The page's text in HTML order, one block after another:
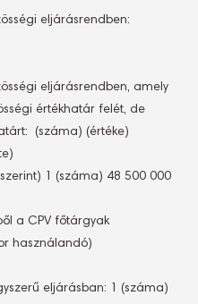
eljárásrendben: 
eljárásrendben, amely
értékhatár felét, de
 (száma) (értéke)
1 (száma) 48 500 000
főtárgyak
használandó)
eljárásban: 1 (száma)